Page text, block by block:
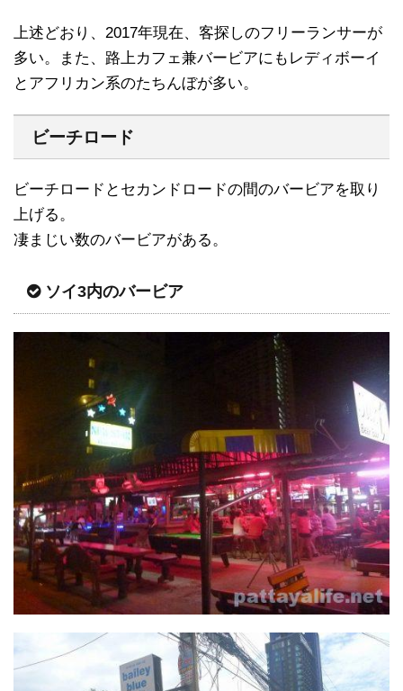
上述どおり、2017年現在、客探しのフリーランサーが
多い。また、路上カフェ兼バービアにもレディボーイ
とアフリカン系のたちんぼが多い。
ビーチロード
ビーチロードとセカンドロードの間のバービアを取り
上げる。
凄まじい数のバービアがある。
ソイ3内のバービア